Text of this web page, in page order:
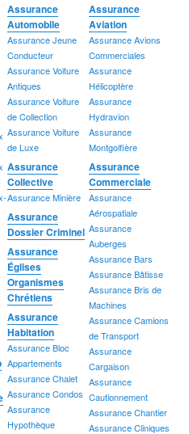
Assurance
Automobile
Assurance Jeune
Conducteur
Assurance Voiture
Antiques
Assurance Voiture
de Collection
Assurance Voiture
de Luxe
Assurance
Aviation
Assurance Avions
Commerciales
Assurance
Hélicoptère
Assurance
Hydravion
Assurance
Montgolfière
Assurance
Collective
Assurance Minière
Assurance
Commerciale
Assurance
Aérospatiale
Assurance
Auberges
Assurance Bars
Assurance Bâtisse
Assurance Bris de
Machines
Assurance Camions
de Transport
Assurance
Cargaison
Assurance
Cautionnement
Assurance Chantier
Assurance Cliniques
Assurance
Dossier Criminel
Assurance
Églises
Organismes
Chrétiens
Assurance
Habitation
Assurance Bloc
Appartements
Assurance Chalet
Assurance Condos
Assurance
Hypothèque